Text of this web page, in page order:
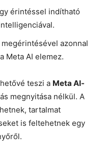
érintéssel indítható
azonnal
Meta AI elemez.
teszi a Meta AI-
megnyitása nélkül. A
tartalmat
is feltehetnek egy